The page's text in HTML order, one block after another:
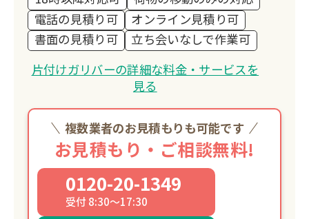
電話の見積り可
オンライン見積り可
書面の見積り可
立ち会いなしで作業可
片付けガリバーの詳細な料金・サービスを
見る
複数業者のお見積もりも可能です
お見積もり・ご相談無料!
0120-20-1349
受付 8:30～17:30